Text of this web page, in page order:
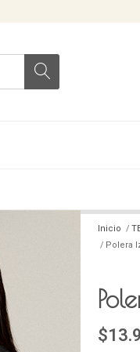
Inicio
Polera